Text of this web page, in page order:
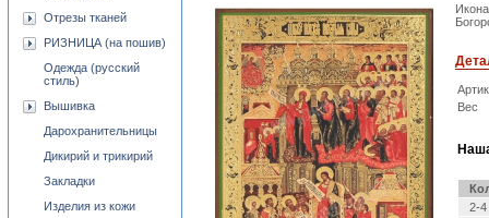
Вес
2-4
Отрезы тканей
РИЗНИЦА (на пошив)
Одежда (русский
стиль)
Вышивка
Дарохранительницы
Дикирий и трикирий
Закладки
Изделия из кожи